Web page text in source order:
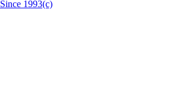
Since 1993(c)